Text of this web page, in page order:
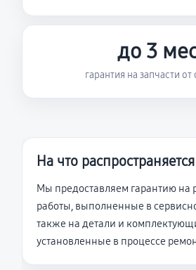
до 3
гарантия на запчасти от
На что
Мы предоставляем гарантию на
работы, выполненные в
также на детали и
установленные в процессе